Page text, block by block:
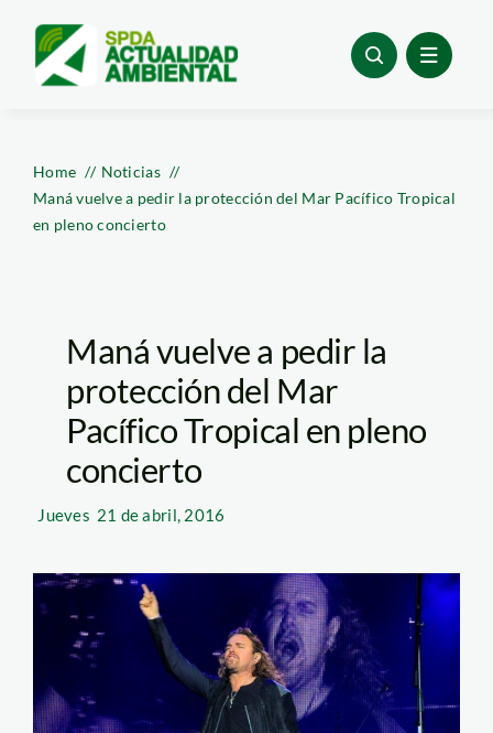
content
Home
Noticias
Maná vuelve a pedir la protección del Mar Pacífico Tropical
en pleno concierto
Maná vuelve a pedir la
protección del Mar
Pacífico Tropical en pleno
concierto
Jueves 21 de abril, 2016